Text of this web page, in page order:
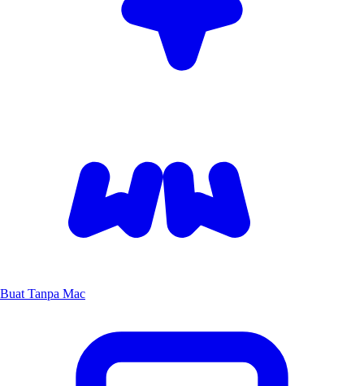
Buat Tanpa Mac